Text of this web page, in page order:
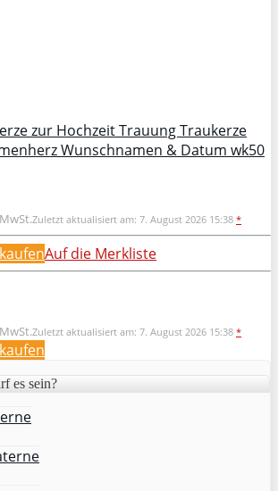
zur Hochzeit Trauung Traukerze
Wunschnamen & Datum wk50
Zuletzt aktualisiert am: 7. August 2026 15:38 *
Auf die Merkliste
Zuletzt aktualisiert am: 7. August 2026 15:38 *
es sein?